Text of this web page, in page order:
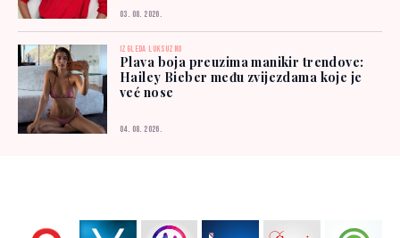
03. 08. 2026.
IZGLEDA LUKSUZNO
Plava boja preuzima manikir trendove:
Hailey Bieber među zvijezdama koje je
već nose
04. 08. 2026.